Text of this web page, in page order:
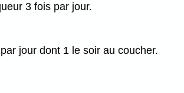
3 fois par jour.
jour dont 1 le soir au coucher.